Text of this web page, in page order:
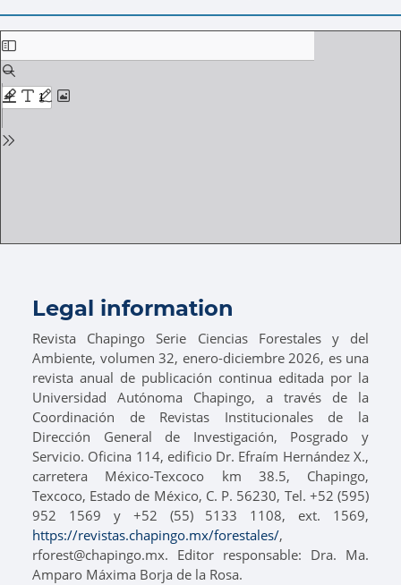
Legal information
Revista Chapingo Serie Ciencias Forestales y del
Ambiente, volumen 32, enero-diciembre 2026, es una
revista anual de publicación continua editada por la
Universidad Autónoma Chapingo, a través de la
Coordinación de Revistas Institucionales de la
Dirección General de Investigación, Posgrado y
Servicio. Oficina 114, edificio Dr. Efraím Hernández X.,
carretera México-Texcoco km 38.5, Chapingo,
Texcoco, Estado de México, C. P. 56230, Tel. +52 (595)
952 1569 y +52 (55) 5133 1108, ext. 1569,
https://revistas.chapingo.mx/forestales/,
rforest@chapingo.mx. Editor responsable: Dra. Ma.
Amparo Máxima Borja de la Rosa.